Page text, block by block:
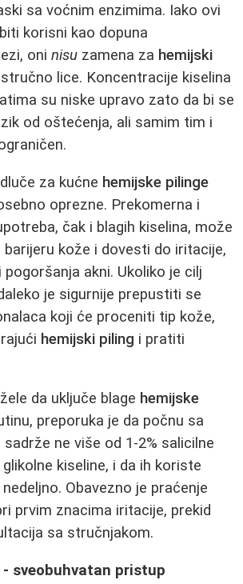
sa voćnim enzimima. Iako ovi
korisni kao dopuna
oni nisu zamena za hemijski
lice. Koncentracije kiselina
su niske upravo zato da bi se
od oštećenja, ali samim tim i
za kućne hemijske pilinge
oprezne. Prekomerna i
čak i blagih kiselina, može
kože i dovesti do iritacije,
pogoršanja akni. Ukoliko je cilj
je sigurnije prepustiti se
koji će proceniti tip kože,
hemijski piling i pratiti
da uključe blage hemijske
preporuka je da počnu sa
ne više od 1-2% salicilne
glikolne kiseline, i da ih koriste
Obavezno je praćenje
prvim znacima iritacije, prekid
sa stručnjakom.
sveobuhvatan pristup